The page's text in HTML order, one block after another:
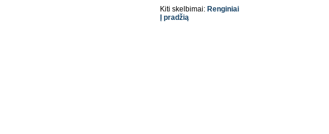
Kiti skelbimai: Renginiai
Į pradžią